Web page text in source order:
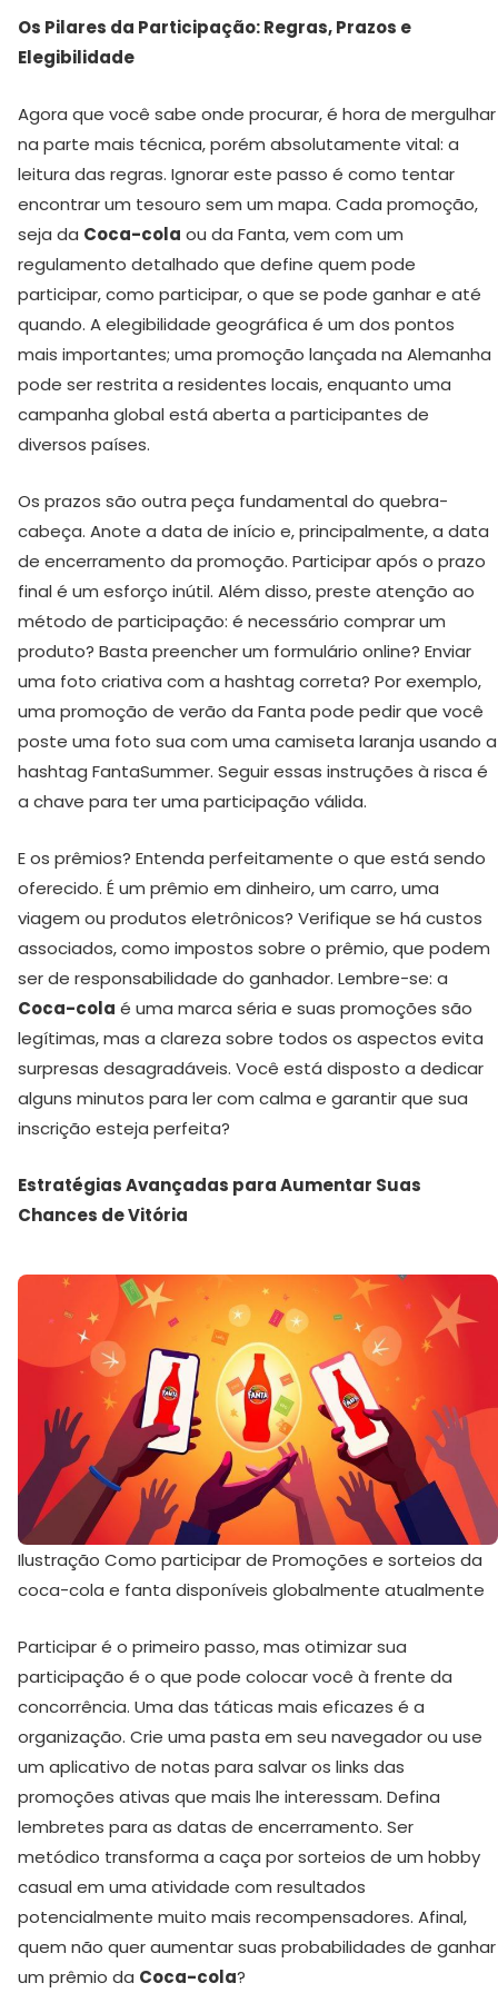
Os Pilares da Participação: Regras, Prazos e
Elegibilidade
Agora que você sabe onde procurar, é hora de mergulhar
na parte mais técnica, porém absolutamente vital: a
leitura das regras. Ignorar este passo é como tentar
encontrar um tesouro sem um mapa. Cada promoção,
seja da Coca-cola ou da Fanta, vem com um
regulamento detalhado que define quem pode
participar, como participar, o que se pode ganhar e até
quando. A elegibilidade geográfica é um dos pontos
mais importantes; uma promoção lançada na Alemanha
pode ser restrita a residentes locais, enquanto uma
campanha global está aberta a participantes de
diversos países.
Os prazos são outra peça fundamental do quebra-
cabeça. Anote a data de início e, principalmente, a data
de encerramento da promoção. Participar após o prazo
final é um esforço inútil. Além disso, preste atenção ao
método de participação: é necessário comprar um
produto? Basta preencher um formulário online? Enviar
uma foto criativa com a hashtag correta? Por exemplo,
uma promoção de verão da Fanta pode pedir que você
poste uma foto sua com uma camiseta laranja usando a
hashtag FantaSummer. Seguir essas instruções à risca é
a chave para ter uma participação válida.
E os prêmios? Entenda perfeitamente o que está sendo
oferecido. É um prêmio em dinheiro, um carro, uma
viagem ou produtos eletrônicos? Verifique se há custos
associados, como impostos sobre o prêmio, que podem
ser de responsabilidade do ganhador. Lembre-se: a
Coca-cola é uma marca séria e suas promoções são
legítimas, mas a clareza sobre todos os aspectos evita
surpresas desagradáveis. Você está disposto a dedicar
alguns minutos para ler com calma e garantir que sua
inscrição esteja perfeita?
Estratégias Avançadas para Aumentar Suas
Chances de Vitória
Ilustração Como participar de Promoções e sorteios da
coca-cola e fanta disponíveis globalmente atualmente
Participar é o primeiro passo, mas otimizar sua
participação é o que pode colocar você à frente da
concorrência. Uma das táticas mais eficazes é a
organização. Crie uma pasta em seu navegador ou use
um aplicativo de notas para salvar os links das
promoções ativas que mais lhe interessam. Defina
lembretes para as datas de encerramento. Ser
metódico transforma a caça por sorteios de um hobby
casual em uma atividade com resultados
potencialmente muito mais recompensadores. Afinal,
quem não quer aumentar suas probabilidades de ganhar
um prêmio da Coca-cola?